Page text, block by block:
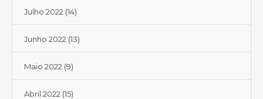
Julho 2022 (14)
Junho 2022 (13)
Maio 2022 (9)
Abril 2022 (15)